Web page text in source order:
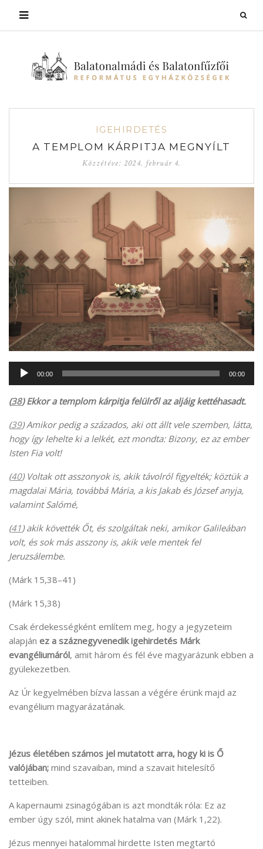
IGEHIRDETÉS
A TEMPLOM KÁRPITJA MEGNYÍLT
Közzétéve:2024. február 4.
Audió
00:00 00:00
(38) Ekkor a templom kárpitja felülről az aljáig kettéhasadt.
(39) Amikor pedig a százados, aki ott állt vele szemben, látta,
hogy így lehelte ki a lelkét, ezt mondta: Bizony, ez az ember
Isten Fia volt!
(40) Voltak ott asszonyok is, akik távolról figyelték; köztük a
magdalai Mária, továbbá Mária, a kis Jakab és József anyja,
valamint Salómé,
(41) akik követték Őt, és szolgáltak neki, amikor Galileában
volt, és sok más asszony is, akik vele mentek fel
Jeruzsálembe.
(Márk 15,38–41)
(Márk 15,38)
Csak érdekességként említem meg, hogy a jegyzeteim
alapján ez a száznegyvenedik igehirdetés Márk
evangéliumáról, amit három és fél éve magyarázunk ebben a
gyülekezetben.
Az Úr kegyelmében bízva lassan a végére érünk majd az
evangélium magyarázatának.
Jézus életében számos jel mutatott arra, hogy ki is Ő
valójában; mind szavaiban, mind a szavait hitelesítő
tetteiben.
A kapernaumi zsinagógában is azt mondták róla: Ez az
ember úgy szól, mint akinek hatalma van (Márk 1,22).
Jézus mennyei hatalommal hirdette Isten megtartó